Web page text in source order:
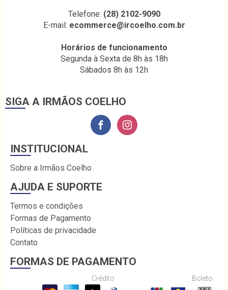
Telefone: (28) 2102-9090
E-mail: ecommerce@ircoelho.com.br
Horários de funcionamento
Segunda à Sexta de 8h às 18h
Sábados 8h às 12h
SIGA A IRMÃOS COELHO
INSTITUCIONAL
Sobre a Irmãos Coelho
AJUDA E SUPORTE
Termos e condições
Formas de Pagamento
Políticas de privacidade
Contato
FORMAS DE PAGAMENTO
Crédito Boleto